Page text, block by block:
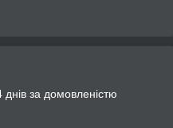
за домовленістю